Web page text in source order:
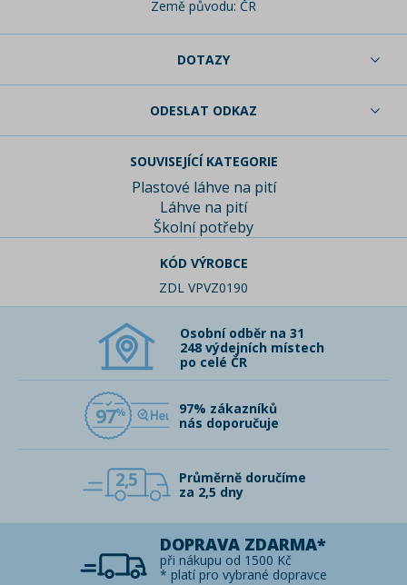
Země původu: ČR
DOTAZY
ODESLAT ODKAZ
SOUVISEJÍCÍ KATEGORIE
Plastové láhve na pití
Láhve na pití
Školní potřeby
KÓD VÝROBCE
ZDL VPVZ0190
Osobní odběr na 31
248 výdejních místech
po celé ČR
97
97% zákazníků
nás doporučuje
2,5
Průměrně doručíme
za 2,5 dny
DOPRAVA ZDARMA*
při nákupu od 1500 Kč
* platí pro vybrané dopravce